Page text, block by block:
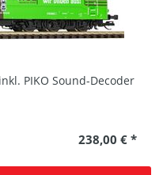
PIKO Sound-Decoder
238,00 € *